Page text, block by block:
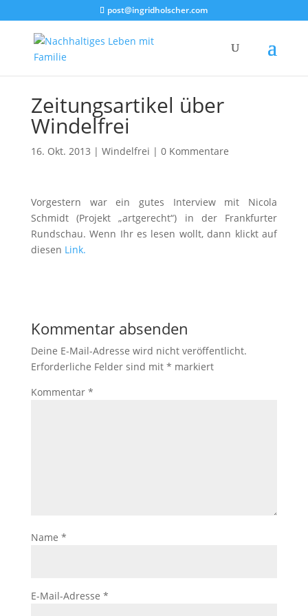
post@ingridholscher.com
Zeitungsartikel über
Windelfrei
16. Okt. 2013 | Windelfrei | 0 Kommentare
Vorgestern war ein gutes Interview mit Nicola
Schmidt (Projekt „artgerecht“) in der Frankfurter
Rundschau. Wenn Ihr es lesen wollt, dann klickt auf
diesen Link.
Kommentar absenden
Deine E-Mail-Adresse wird nicht veröffentlicht.
Erforderliche Felder sind mit * markiert
Kommentar *
Name *
E-Mail-Adresse *